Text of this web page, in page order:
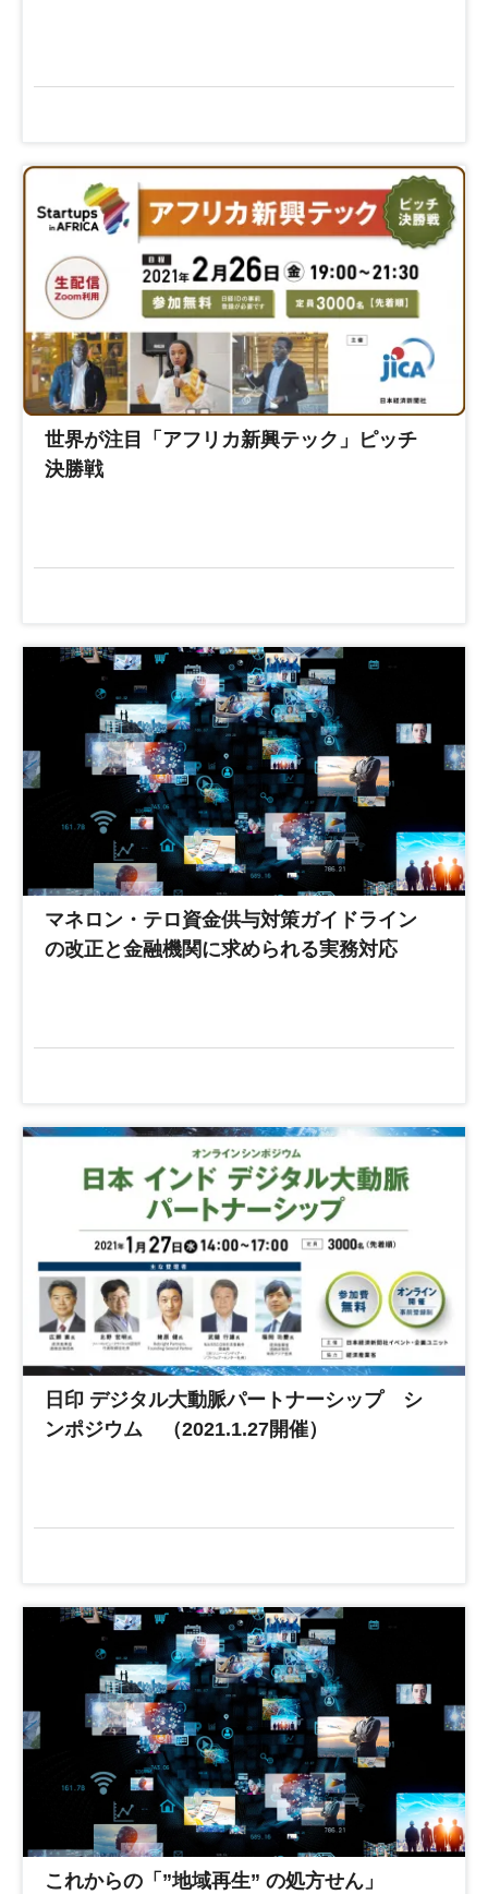
世界が注目「アフリカ新興テック」ピッチ
決勝戦
マネロン・テロ資金供与対策ガイドライン
の改正と金融機関に求められる実務対応
日印 デジタル大動脈パートナーシップ シ
ンポジウム （2021.1.27開催）
これからの「”地域再生” の処方せん」